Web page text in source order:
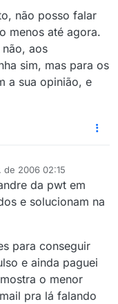
não posso falar
menos até agora.
aos
sim, mas para os
a sua opinião, e
de 2006 02:15
da pwt em
e solucionam na
para conseguir
e ainda paguei
o menor
pra lá falando